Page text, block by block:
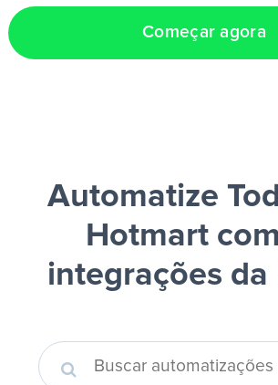
Começar agora
Automatize
Hotmart
integrações da